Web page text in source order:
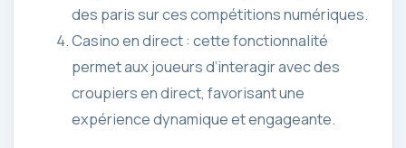
des paris sur ces compétitions numériques.
Casino en direct : cette fonctionnalité
permet aux joueurs d’interagir avec des
croupiers en direct, favorisant une
expérience dynamique et engageante.